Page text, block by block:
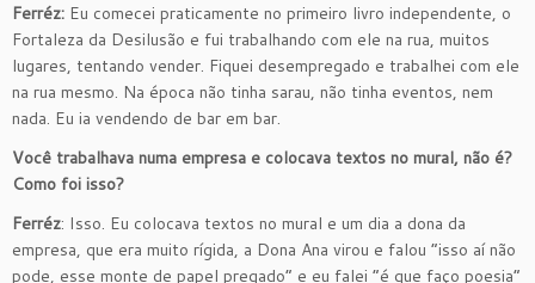
Ferréz: Eu comecei praticamente no primeiro livro independente, o
Fortaleza da Desilusão e fui trabalhando com ele na rua, muitos
lugares, tentando vender. Fiquei desempregado e trabalhei com ele
na rua mesmo. Na época não tinha sarau, não tinha eventos, nem
nada. Eu ia vendendo de bar em bar.
Você trabalhava numa empresa e colocava textos no mural, não é?
Como foi isso?
Ferréz: Isso. Eu colocava textos no mural e um dia a dona da
empresa, que era muito rígida, a Dona Ana virou e falou “isso aí não
pode, esse monte de papel pregado” e eu falei “é que faço poesia”